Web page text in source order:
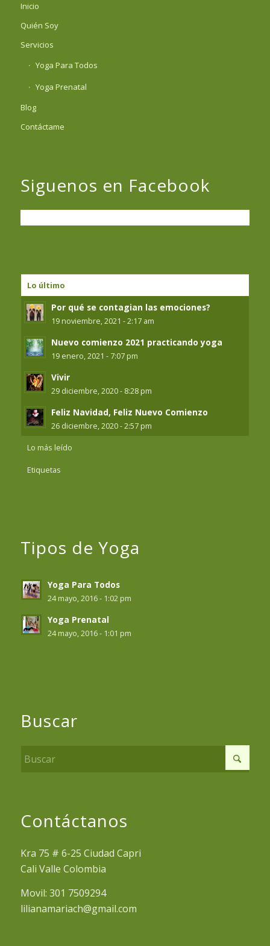
Inicio
Quién Soy
Servicios
Yoga Para Todos
Yoga Prenatal
Blog
Contáctame
Siguenos en Facebook
Lo último
Por qué se contagian las emociones?
19 noviembre, 2021 - 2:17 am
Nuevo comienzo 2021 practicando yoga
19 enero, 2021 - 7:07 pm
Vivir
29 diciembre, 2020 - 8:28 pm
Feliz Navidad, Feliz Nuevo Comienzo
26 diciembre, 2020 - 2:57 pm
Lo más leído
Etiquetas
Tipos de Yoga
Yoga Para Todos
24 mayo, 2016 - 1:02 pm
Yoga Prenatal
24 mayo, 2016 - 1:01 pm
Buscar
Contáctanos
Kra 75 # 6-25 Ciudad Capri
Cali Valle Colombia
Movil: 301 7509294
lilianamariach@gmail.com